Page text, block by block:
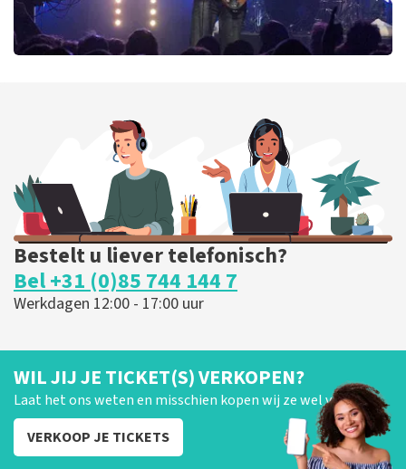
BESTEL NU
Bestelt u liever telefonisch?
Bel +31 (0)85 744 144 7
Werkdagen 12:00 - 17:00 uur
WIL JIJ JE TICKET(S) VERKOPEN?
Laat het ons weten en misschien kopen wij ze wel van je!
VERKOOP JE TICKETS